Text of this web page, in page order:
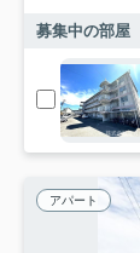
募集中の部屋
アパート